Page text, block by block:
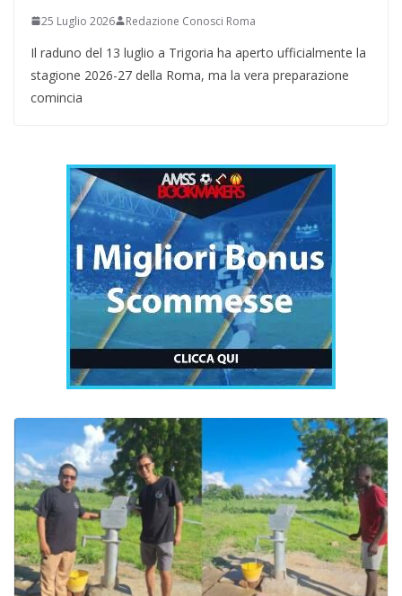
25 Luglio 2026 Redazione Conosci Roma
Il raduno del 13 luglio a Trigoria ha aperto ufficialmente la
stagione 2026-27 della Roma, ma la vera preparazione
comincia